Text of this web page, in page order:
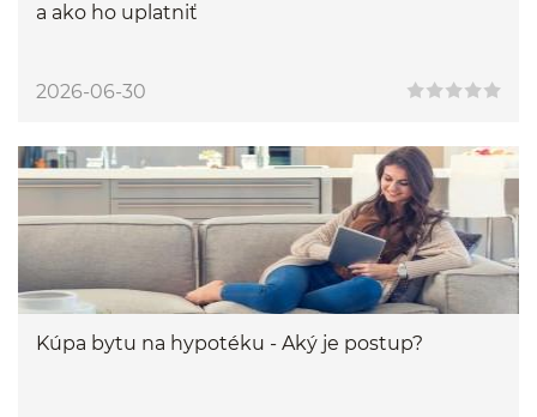
a ako ho uplatniť
2026-06-30
Kúpa bytu na hypotéku - Aký je postup?